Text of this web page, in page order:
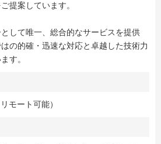
提案しています。
して唯一、総合的なサービスを提供
の的確・迅速な対応と卓越した技術力
す。
モート可能）